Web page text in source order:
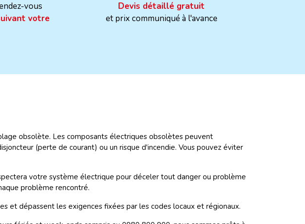
vous
votre
Devis détaillé gratuit
et prix communiqué à l'avance
obsolète. Les composants électriques obsolètes peuvent
(perte de courant) ou un risque d'incendie. Vous pouvez éviter
votre système électrique pour déceler tout danger ou problème
problème rencontré.
et dépassent les exigences fixées par les codes locaux et régionaux.